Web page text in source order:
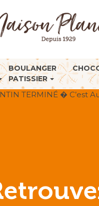
BOULANGER
PATISSIER
Accueil > Non
TERMINÉ � C’est